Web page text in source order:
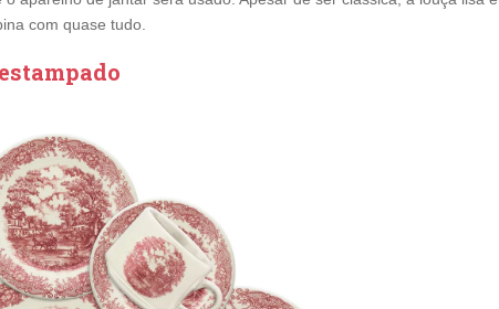
com quase tudo.